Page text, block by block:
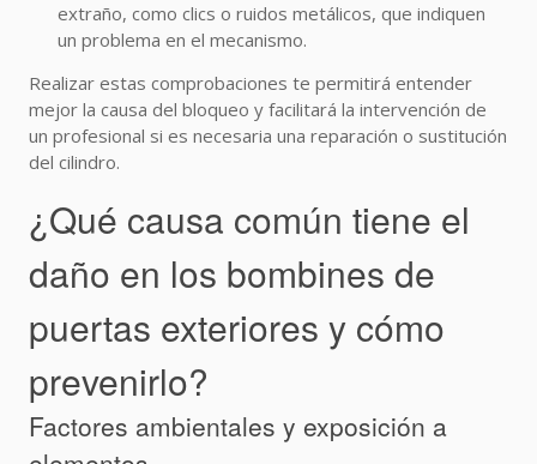
extraño, como clics o ruidos metálicos, que indiquen
un problema en el mecanismo.
Realizar estas comprobaciones te permitirá entender
mejor la causa del bloqueo y facilitará la intervención de
un profesional si es necesaria una reparación o sustitución
del cilindro.
¿Qué causa común tiene el
daño en los bombines de
puertas exteriores y cómo
prevenirlo?
Factores ambientales y exposición a